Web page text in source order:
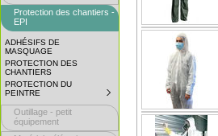
Protection des chantiers -
EPI
ADHÉSIFS DE
MASQUAGE
PROTECTION DES
CHANTIERS
PROTECTION DU
PEINTRE
CLICK
EXPAND
Outillage - petit
équipement